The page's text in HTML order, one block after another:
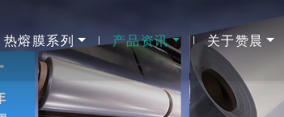
热熔膜系列 产品资讯 关于赞晨